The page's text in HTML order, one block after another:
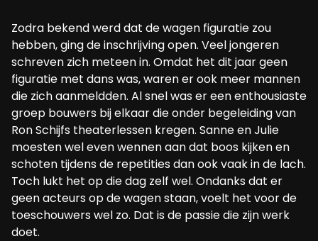
Zodra bekend werd dat de wagen figuratie zou
hebben, ging de inschrijving open. Veel jongeren
schreven zich meteen in. Omdat het dit jaar geen
figuratie met dans was, waren er ook meer mannen
die zich aanmeldden. Al snel was er een enthousiaste
groep bouwers bij elkaar die onder begeleiding van
Ron Schijfs theaterlessen kregen. Sanne en Julie
moesten wel even wennen aan dat boos kijken en
schoten tijdens de repetities dan ook vaak in de lach.
Toch lukt het op die dag zelf wel. Ondanks dat er
geen acteurs op de wagen staan, voelt het voor de
toeschouwers wel zo. Dat is de passie die zijn werk
doet.